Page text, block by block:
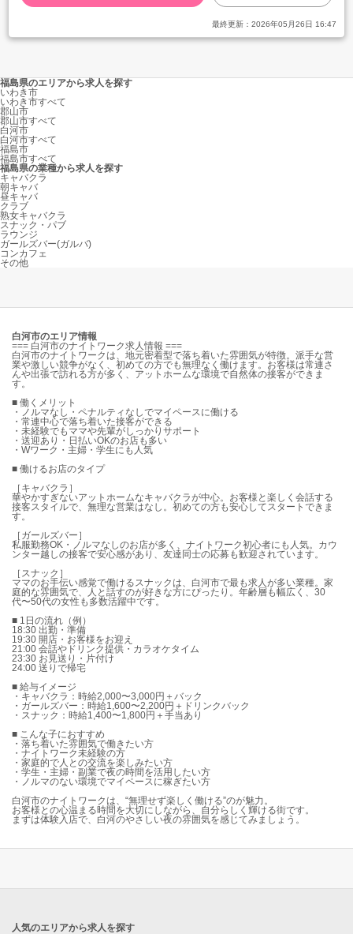
最終更新： 2026年05月26日 16:47
福島県のエリアから求人を探す
いわき市
いわき市すべて
郡山市
郡山市すべて
白河市
白河市すべて
福島市
福島市すべて
福島県の業種から求人を探す
キャバクラ
朝キャバ
昼キャバ
クラブ
熟女キャバクラ
スナック・パブ
ラウンジ
ガールズバー(ガルバ)
コンカフェ
その他
白河市のエリア情報
=== 白河市のナイトワーク求人情報 ===
白河市のナイトワークは、地元密着型で落ち着いた雰囲気が特徴。派手な営
業や激しい競争がなく、初めての方でも無理なく働けます。お客様は常連さ
んや出張で訪れる方が多く、アットホームな環境で自然体の接客ができま
す。
■ 働くメリット
・ノルマなし・ペナルティなしでマイペースに働ける
・常連中心で落ち着いた接客ができる
・未経験でもママや先輩がしっかりサポート
・送迎あり・日払いOKのお店も多い
・Wワーク・主婦・学生にも人気
■ 働けるお店のタイプ
［キャバクラ］
華やかすぎないアットホームなキャバクラが中心。お客様と楽しく会話する
接客スタイルで、無理な営業はなし。初めての方も安心してスタートできま
す。
［ガールズバー］
私服勤務OK・ノルマなしのお店が多く、ナイトワーク初心者にも人気。カウ
ンター越しの接客で安心感があり、友達同士の応募も歓迎されています。
［スナック］
ママのお手伝い感覚で働けるスナックは、白河市で最も求人が多い業種。家
庭的な雰囲気で、人と話すのが好きな方にぴったり。年齢層も幅広く、30
代〜50代の女性も多数活躍中です。
■ 1日の流れ（例）
18:30 出勤・準備
19:30 開店・お客様をお迎え
21:00 会話やドリンク提供・カラオケタイム
23:30 お見送り・片付け
24:00 送りで帰宅
■ 給与イメージ
・キャバクラ：時給2,000〜3,000円＋バック
・ガールズバー：時給1,600〜2,200円＋ドリンクバック
・スナック：時給1,400〜1,800円＋手当あり
■ こんな子におすすめ
・落ち着いた雰囲気で働きたい方
・ナイトワーク未経験の方
・家庭的で人との交流を楽しみたい方
・学生・主婦・副業で夜の時間を活用したい方
・ノルマのない環境でマイペースに稼ぎたい方
白河市のナイトワークは、“無理せず楽しく働ける”のが魅力。
お客様との心温まる時間を大切にしながら、自分らしく輝ける街です。
まずは体験入店で、白河のやさしい夜の雰囲気を感じてみましょう。
人気のエリアから求人を探す